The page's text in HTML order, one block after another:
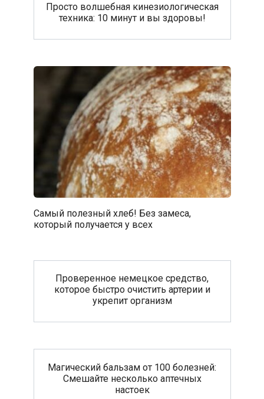
Просто волшебная кинезиологическая
техника: 10 минут и вы здоровы!
Самый полезный хлеб! Без замеса,
который получается у всех
Проверенное немецкое средство,
которое быстро очистить артерии и
укрепит организм
Магический бальзам от 100 болезней:
Смешайте несколько аптечных
настоек